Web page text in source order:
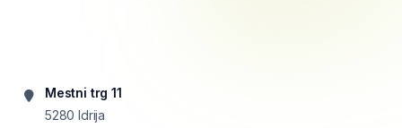
Mestni trg 11
5280 Idrija